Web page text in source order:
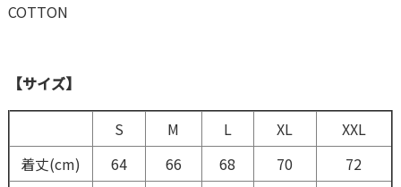
COTTON
【サイズ】
S M L XL
XXL
着丈(cm)
64 66 68 70
72